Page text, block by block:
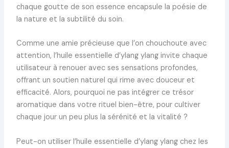
chaque goutte de son essence encapsule la poésie de
la nature et la subtilité du soin.
Comme une amie précieuse que l’on chouchoute avec
attention, l’huile essentielle d’ylang ylang invite chaque
utilisateur à renouer avec ses sensations profondes,
offrant un soutien naturel qui rime avec douceur et
efficacité. Alors, pourquoi ne pas intégrer ce trésor
aromatique dans votre rituel bien-être, pour cultiver
chaque jour un peu plus la sérénité et la vitalité ?
Peut-on utiliser l’huile essentielle d’ylang ylang chez les